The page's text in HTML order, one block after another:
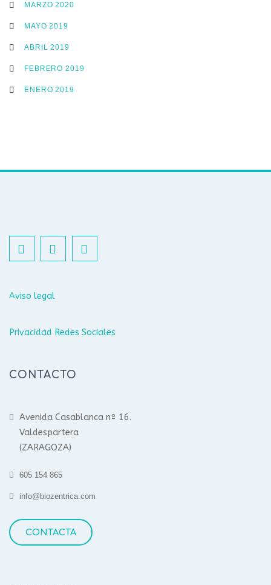
MARZO 2020
MAYO 2019
ABRIL 2019
FEBRERO 2019
ENERO 2019
Aviso legal
Privacidad Redes Sociales
CONTACTO
Avenida Casablanca nº 16.
Valdespartera
(ZARAGOZA)
605 154 865
info@biozentrica.com
CONTACTA